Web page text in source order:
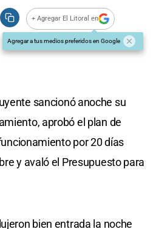
+ Agregar El Litoral en
Agregar a tus medios preferidos en Google
sancionó anoche su
aprobó el plan de
por 20 días
y avaló el Presupuesto para
bien entrada la noche